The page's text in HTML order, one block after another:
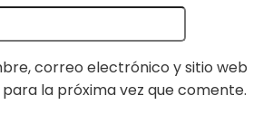
correo electrónico y sitio web
la próxima vez que comente.